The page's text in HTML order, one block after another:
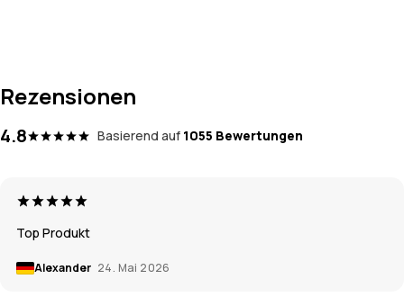
Rezensionen
4.8 Basierend auf 1055 Bewertungen
Top Produkt
Alexander 24. Mai 2026